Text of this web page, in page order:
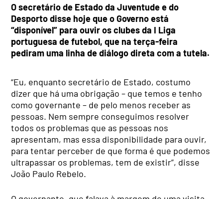
O secretário de Estado da Juventude e do
Desporto disse hoje que o Governo está
“disponível” para ouvir os clubes da I Liga
portuguesa de futebol, que na terça-feira
pediram uma linha de diálogo direta com a tutela.
“Eu, enquanto secretário de Estado, costumo
dizer que há uma obrigação – que temos e tenho
como governante – de pelo menos receber as
pessoas. Nem sempre conseguimos resolver
todos os problemas que as pessoas nos
apresentam, mas essa disponibilidade para ouvir,
para tentar perceber de que forma é que podemos
ultrapassar os problemas, tem de existir”, disse
João Paulo Rebelo.